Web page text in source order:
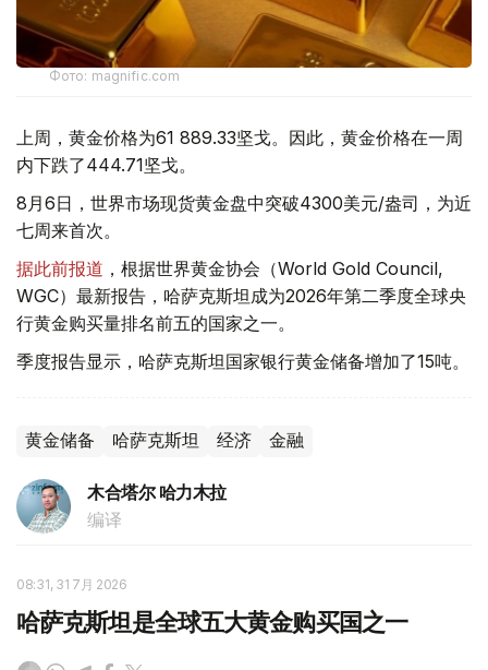
Фото: magnific.com
上周，黄金价格为61 889.33坚戈。因此，黄金价格在一周
内下跌了444.71坚戈。
8月6日，世界市场现货黄金盘中突破4300美元/盎司，为近
七周来首次。
据此前报道 ，根据世界黄金协会（World Gold Council,
WGC）最新报告，哈萨克斯坦成为2026年第二季度全球央
行黄金购买量排名前五的国家之一。
季度报告显示，哈萨克斯坦国家银行黄金储备增加了15吨。
黄金储备 哈萨克斯坦 经济 金融
木合塔尔 哈力木拉
编译
08:31, 31 7月 2026
哈萨克斯坦是全球五大黄金购买国之一